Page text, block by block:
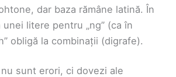
dar baza rămâne latină. În
litere pentru „ng” (ca în
obligă la combinații (digrafe).
sunt erori, ci dovezi ale